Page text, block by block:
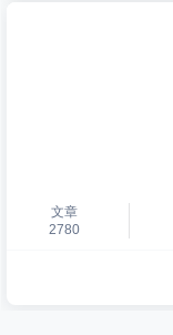
文章
2780